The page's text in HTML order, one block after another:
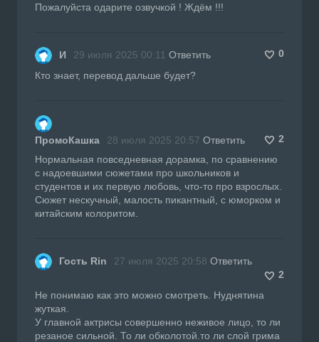
Пожалуйста одарите озвучкой ! Ждём !!!
И 29 июля 2025 00:11 Ответить
0
Кто знает, перевод дальше будет?
ПромоКашка 28 июля 2025 20:57 Ответить
2
Нормальная повседневная дорамка, по сравнению
с надоевшими сюжетами про школьников и
студентов и их первую любовь, что-то про взрослых.
Сюжет нескучный, малость пикантный, с юморком и
китайским колоритом.
Гость Rin 27 июля 2025 20:58 Ответить
2
Не понимаю как это можно смотреть. Нуднятина
жуткая.
У главной актрисы совершенно неживое лицо, то ли
резаное сильной. То ли обколотой.то ли слой грима